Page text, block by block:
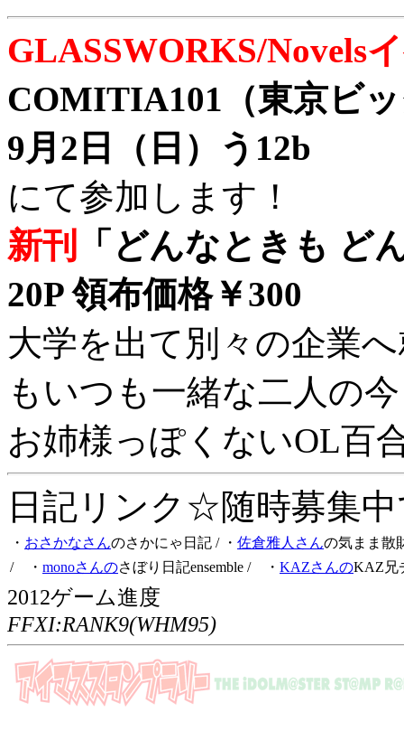
GLASSWORKS/Novels
COMITIA101（東京ビ
9月2日（日）う12b
にて参加します！
新刊
「どんなときも ど
20P 領布価格￥300
大学を出て別々の企業
もいつも一緒な二人の
お姉様っぽくないOL百
日記リンク☆随時募集
・ おさかなさんのさかにゃ日記 / ・ 佐倉雅人さんの気まま散
/ ・ monoさんのさぼり日記ensemble / ・ KAZさんのKAZ兄
2012ゲーム進度
FFXI:RANK9(WHM95)